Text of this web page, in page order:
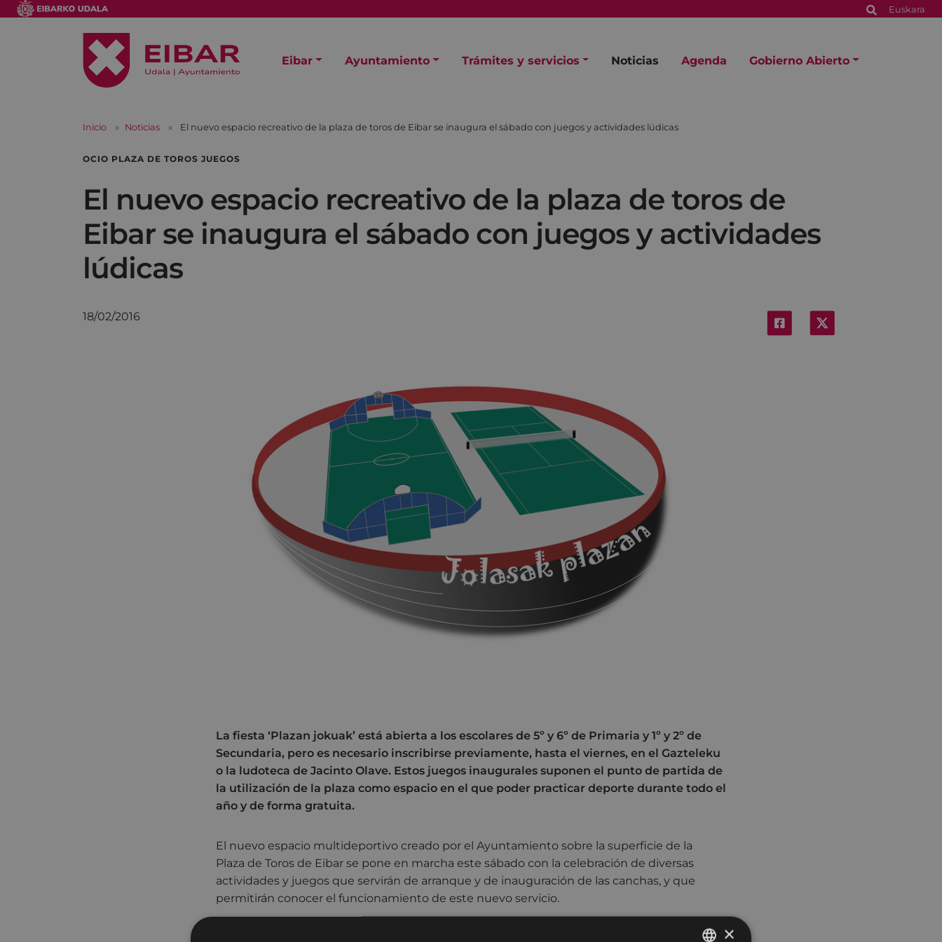
Euskara
Eibar Ayuntamiento Trámites y servicios Noticias Agenda Gobierno Abierto
Inicio Noticias El nuevo espacio recreativo de la plaza de toros de Eibar se inaugura el sábado con juegos y actividades lúdicas
OCIO PLAZA DE TOROS JUEGOS
El nuevo espacio recreativo de la plaza de toros de
Eibar se inaugura el sábado con juegos y actividades
lúdicas
18/02/2016
La fiesta ‘Plazan jokuak’ está abierta a los escolares de 5º y 6º de Primaria y 1º y 2º de
Secundaria, pero es necesario inscribirse previamente, hasta el viernes, en el Gazteleku
o la ludoteca de Jacinto Olave. Estos juegos inaugurales suponen el punto de partida de
la utilización de la plaza como espacio en el que poder practicar deporte durante todo el
año y de forma gratuita.
El nuevo espacio multideportivo creado por el Ayuntamiento sobre la superficie de la
Plaza de Toros de Eibar se pone en marcha este sábado con la celebración de diversas
actividades y juegos que servirán de arranque y de inauguración de las canchas, y que
permitirán conocer el funcionamiento de este nuevo servicio.
La fiesta, que está organizada con la colaboración del Gazteleku Indianokua y la ludoteca
×